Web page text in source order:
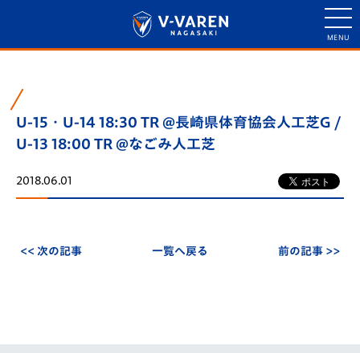
U-15・U-14 18:30 TR @長崎県体育協会人工芝G /
U-13 18:00 TR @なごみ人工芝
2018.06.01
<< 次の記事 一覧へ戻る 前の記事 >>